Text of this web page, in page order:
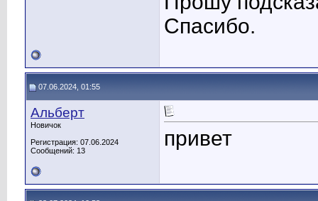
Спасибо.
07.06.2024, 01:55
Альберт
Новичок
Регистрация: 07.06.2024
Сообщений: 13
привет